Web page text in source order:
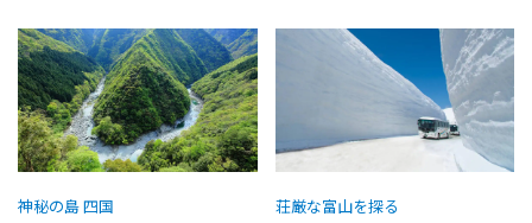
神秘の島 四国 荘厳な富山を探る